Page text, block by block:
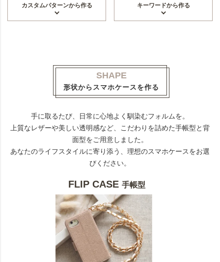
カスタムパターンから作る キーワードから作る
SHAPE
形状からスマホケースを作る
手に取るたび、日常に心地よく馴染むフォルムを。
上質なレザーや美しい透明感など、こだわりを詰めた手帳型と背
面型をご用意しました。
あなたのライフスタイルに寄り添う、理想のスマホケースをお選
びください。
FLIP CASE手帳型